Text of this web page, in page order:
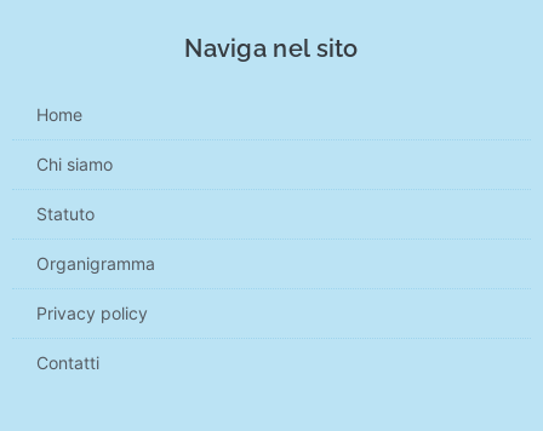
Naviga nel sito
Home
Chi siamo
Statuto
Organigramma
Privacy policy
Contatti